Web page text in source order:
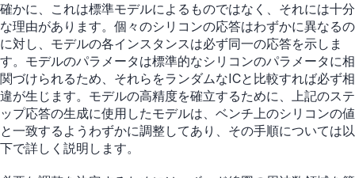
確かに、これは標準モデルによるものではなく、それには十分
な理由があります。個々のシリコンの応答はわずかに異なるの
に対し、モデルの各インスタンスは必ず同一の応答を示しま
す。モデルのパラメータは標準的なシリコンのパラメータに相
関づけられるため、それらをランダムなICと比較すれば必ず相
違が生じます。モデルの高精度を確立するために、上記のステ
ップ応答の生成に使用したモデルは、ベンチ上のシリコンの値
と一致するようわずかに調整してあり、その手順については以
下で詳しく説明します。